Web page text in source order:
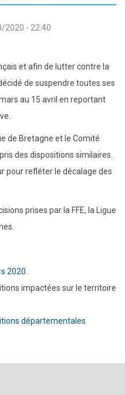
2020 - 22:40
et afin de lutter contre la
de suspendre toutes ses
au 15 avril en reportant
de Bretagne et le Comité
des dispositions similaires.
pour refléter le décalage des
prises par la FFE, la Ligue
2020
impactées sur le territoire
départementales